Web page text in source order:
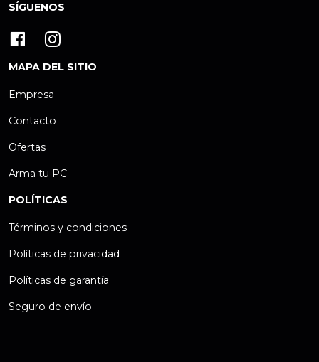
SÍGUENOS
MAPA DEL SITIO
Empresa
Contacto
Ofertas
Arma tu PC
POLÍTICAS
Términos y condiciones
Políticas de privacidad
Políticas de garantía
Seguro de envío